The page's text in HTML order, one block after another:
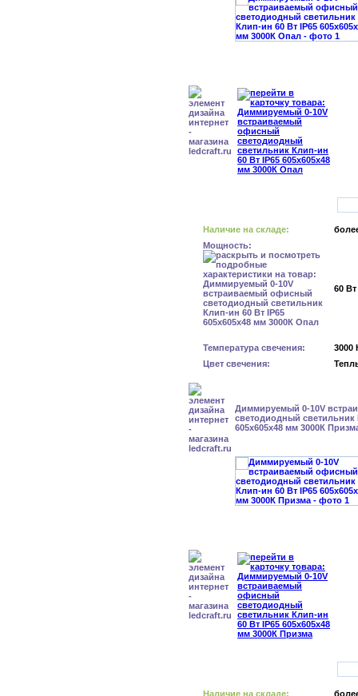
Наличие на складе:
Мощность:
60 Вт
Температура свечения:
3000
Цвет свечения:
Диммируемый 0-10V
светодиодный светильник
605x605x48 мм 3000К
Наличие на складе: